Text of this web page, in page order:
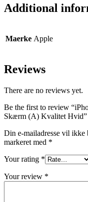
Additional
Maerke Apple
Reviews
There are no reviews yet.
Be the first to review
Skærm (A) Kvalitet Hvid”
Din e-mailadresse vil ikke
markeret med *
Your rating *
Your review *